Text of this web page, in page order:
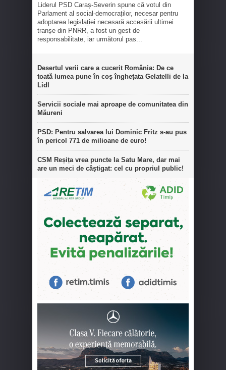
Liderul PSD Caraș-Severin spune că votul din
Parlament al social-democraților, necesar pentru
adoptarea legislației necesară accesării ultimei
tranșe din PNRR, a fost un gest de
responsabilitate, iar următorul pas...
Desertul verii care a cucerit România: De ce
toată lumea pune în coș înghețata Gelatelli de la
Lidl
Servicii sociale mai aproape de comunitatea din
Măureni
PSD: Pentru salvarea lui Dominic Fritz s-au pus
în pericol 771 de milioane de euro!
CSM Reșița vrea puncte la Satu Mare, dar mai
are un meci de câștigat: cel cu propriul public!